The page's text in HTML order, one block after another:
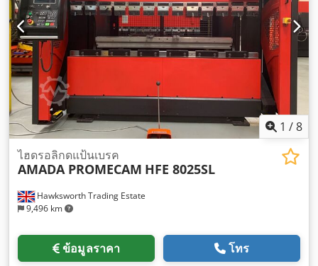
1 /8
Hawksworth Trading Estate
9,496 km
ไฮดรอลิกดแป้นเบรค
AMADA PROMECAM HFE 8025SL
ข้อมูลราคา โทร